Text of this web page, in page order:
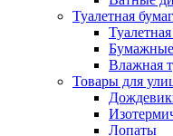
Туалетная
Влажная
Товары для
Лопаты